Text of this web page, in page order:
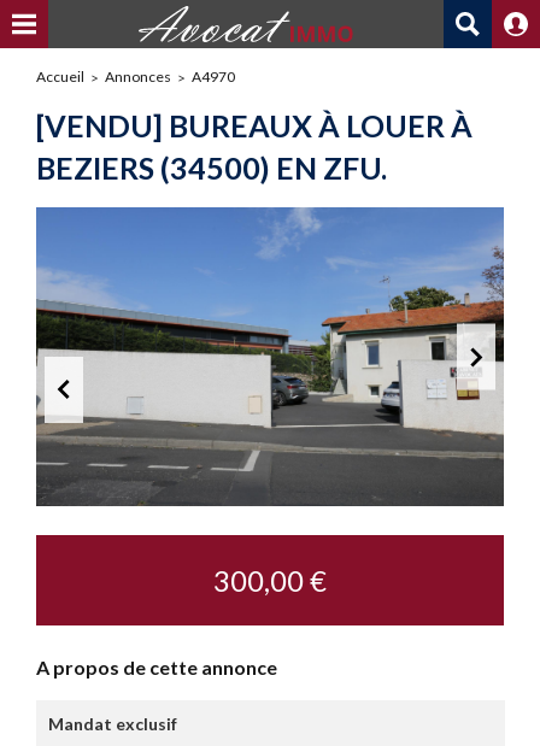
Accueil Annonces A4970
[VENDU] BUREAUX À LOUER À
BEZIERS (34500) EN ZFU.
300,00 €
A propos de cette annonce
Mandat exclusif